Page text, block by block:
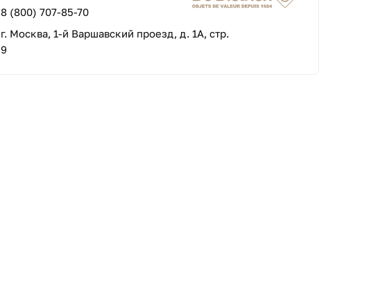
8 (800) 707-85-70
г. Москва, 1-й Варшавский проезд, д. 1А, стр.
9